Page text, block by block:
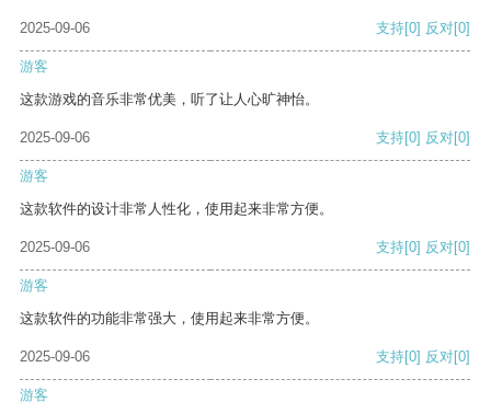
2025-09-06 支持[0] 反对[0]
游客
这款游戏的音乐非常优美，听了让人心旷神怡。
2025-09-06 支持[0] 反对[0]
游客
这款软件的设计非常人性化，使用起来非常方便。
2025-09-06 支持[0] 反对[0]
游客
这款软件的功能非常强大，使用起来非常方便。
2025-09-06 支持[0] 反对[0]
游客